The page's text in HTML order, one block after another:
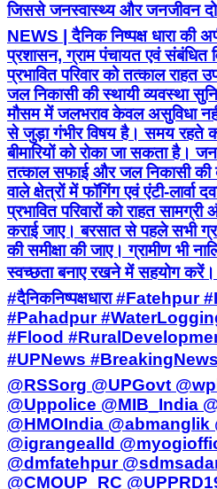
जिससे जनस्वास्थ्य और जनजीवन
NEWS | दैनिक निष्पक्ष धारा की
प्रशासन, ग्राम पंचायत एवं संबंधित
प्रभावित परिवार को तत्काल राहत
जल निकासी की स्थायी व्यवस्था
मौसम में जलभराव केवल असुविधा
से जुड़ा गंभीर विषय है। समय रहते
बीमारियों को रोका जा सकता है।
तत्काल सफाई और जल निकासी की
वाले क्षेत्रों में फॉगिंग एवं एंटी-लार्वा
प्रभावित परिवारों को राहत
कराई जाए। बरसात से पहले सभी
की समीक्षा की जाए। ग्रामीण भी
स्वच्छता बनाए रखने में सहयोग
#दैनिकनिष्पक्षधारा
#Pahadpur
#Flood
#UPNews
@RSSorg @UPGovt
@Uppolice @MIB_India
@HMOIndia @abmanglik
@igrangealld
@dmfatehpur
@CMOUP_RC